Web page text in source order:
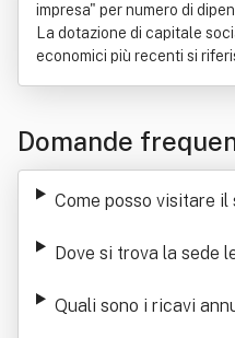
impresa" per numero di
La dotazione di capitale
economici più recenti si
Domande
Srl
Come posso visitare
Dove si trova la sede
Quali sono i ricavi